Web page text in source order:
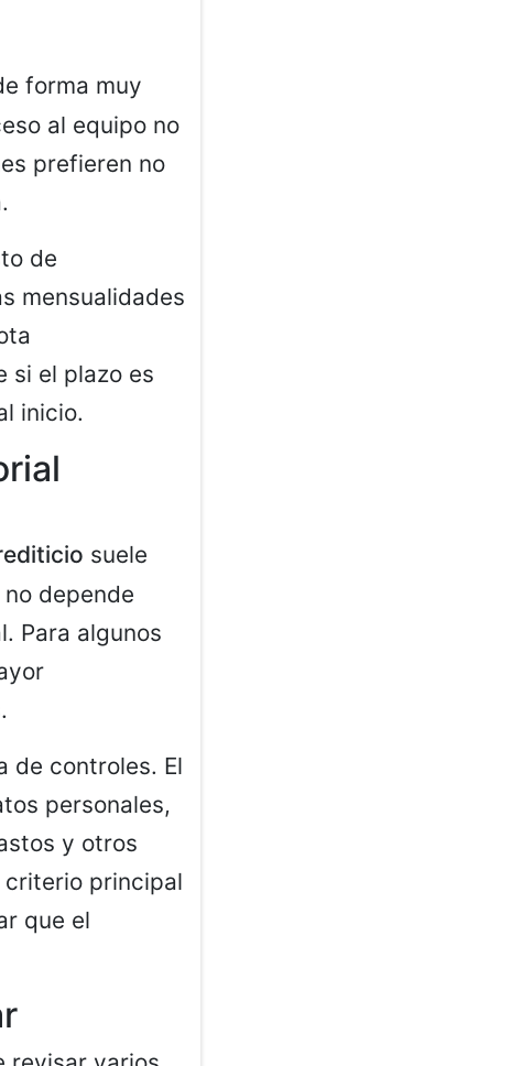
forma muy
al equipo no
prefieren no
de
mensualidades
si el plazo es
inicio.
suele
depende
Para algunos
de controles. El
personales,
y otros
criterio principal
que el